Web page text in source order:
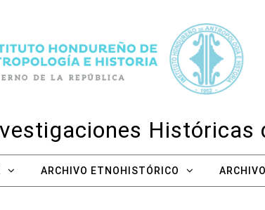
Históricas
ARCHIVO ETNOHISTÓRICO